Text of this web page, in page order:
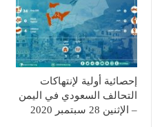
إحصائية أولية لإنتهاكات
التحالف السعودي في اليمن
– الإثنين 28 سبتمبر 2020